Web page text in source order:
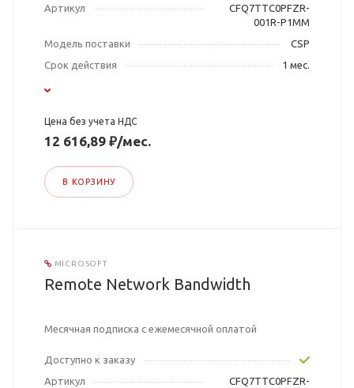
Артикул
CFQ7TTC0PFZR-
001R-P1MM
Модель поставки
CSP
Срок действия
1 мес.
Цена без учета НДС
12 616,89 ₽/мес.
В КОРЗИНУ
MICROSOFT
Remote Network Bandwidth
Месячная подписка с ежемесячной оплатой
Доступно к заказу
Артикул
CFQ7TTC0PFZR-